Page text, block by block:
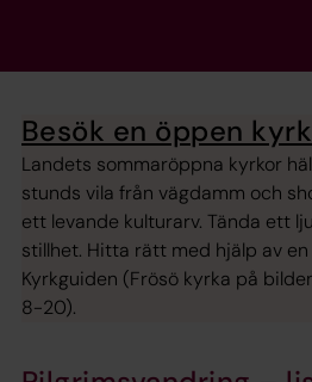
Besök en öppen
Landets sommaröppna kyrkor
stunds vila från vägdamm och
ett levande kulturarv. Tända ett
stillhet. Hitta rätt med hjälp av
Kyrkguiden (Frösö kyrka på
8-20).